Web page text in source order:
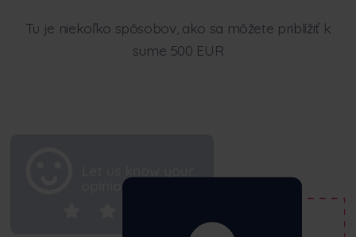
Tu je niekoľko spôsobov, ako sa môžete priblížiť k
sume 500 EUR